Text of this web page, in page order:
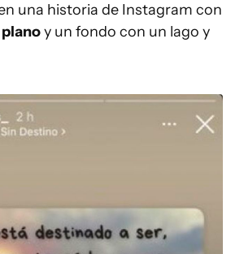
una historia de Instagram con
y un fondo con un lago y